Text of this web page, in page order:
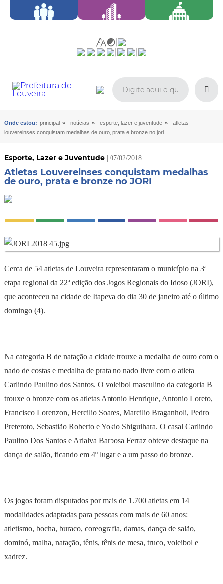
Onde estou: principal » notícias » esporte, lazer e juventude »
atletas
louvereinses conquistam medalhas de ouro, prata e bronze no jori
Esporte, Lazer e Juventude| 07/02/2018
Atletas Louvereinses conquistam medalhas
de ouro, prata e bronze no JORI
Cerca de 54 atletas de Louveira representaram o município na 3ª
etapa regional da 22ª edição dos Jogos Regionais do Idoso (JORI),
que aconteceu na cidade de Itapeva do dia 30 de janeiro até o último
domingo (4).
Na categoria B de natação a cidade trouxe a medalha de ouro com o
nado de costas e medalha de prata no nado livre com o atleta
Carlindo Paulino dos Santos. O voleibol masculino da categoria B
trouxe o bronze com os atletas Antonio Henrique, Antonio Loreto,
Francisco Lorenzon, Hercilio Soares, Marcilio Braganholi, Pedro
Preteroto, Sebastião Roberto e Yokio Shiguihara. O casal Carlindo
Paulino Dos Santos e Arialva Barbosa Ferraz obteve destaque na
dança de salão, ficando em 4º lugar e a um passo do bronze.
Os jogos foram disputados por mais de 1.700 atletas em 14
modalidades adaptadas para pessoas com mais de 60 anos:
atletismo, bocha, buraco, coreografia, damas, dança de salão,
dominó, malha, natação, tênis, tênis de mesa, truco, voleibol e
xadrez.